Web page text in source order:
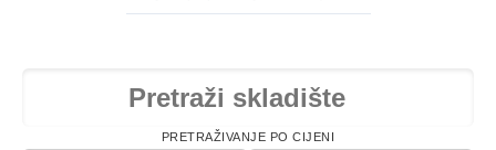
PRETRAŽIVANJE PO CIJENI